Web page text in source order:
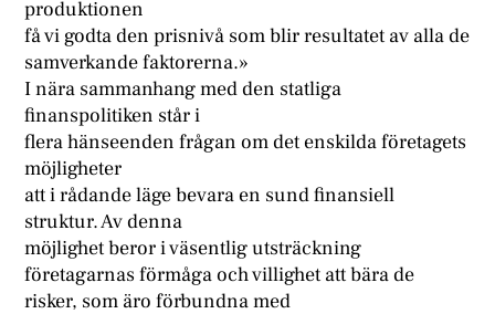
produktionen
få vi godta den prisnivå som blir resultatet av alla de
samverkande faktorerna.»
I nära sammanhang med den statliga
finanspolitiken står i
flera hänseenden frågan om det enskilda företagets
möjligheter
att i rådande läge bevara en sund finansiell
struktur. Av denna
möjlighet beror i väsentlig utsträckning
företagarnas förmåga och villighet att bära de
risker, som äro förbundna med